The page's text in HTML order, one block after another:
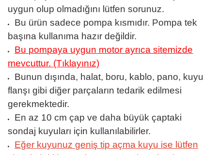
uygun olup olmadığını lütfen sorunuz.
Bu ürün sadece pompa kısmıdır. Pompa tek
başına kullanıma hazır değildir.
Bu pompaya uygun motor ayrıca sitemizde
mevcuttur. (Tıklayınız)
Bunun dışında, halat, boru, kablo, pano, kuyu
flanşı gibi diğer parçaların tedarik edilmesi
gerekmektedir.
En az 10 cm çap ve daha büyük çaptaki
sondaj kuyuları için kullanılabilirler.
Eğer kuyunuz geniş tip açma kuyu ise lütfen